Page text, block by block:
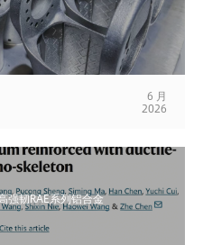
6 月
2026
强韧RAE系列铝合金